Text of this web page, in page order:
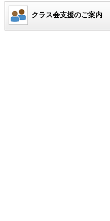
クラス会支援のご案内